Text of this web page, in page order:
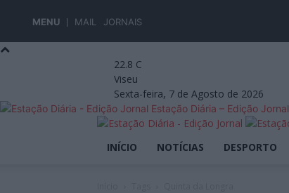
MENU MAIL JORNAIS
22.8 C
Viseu
Sexta-feira, 7 de Agosto de 2026
Estação Diária – Edição Jornal
INÍCIO NOTÍCIAS DESPORTO